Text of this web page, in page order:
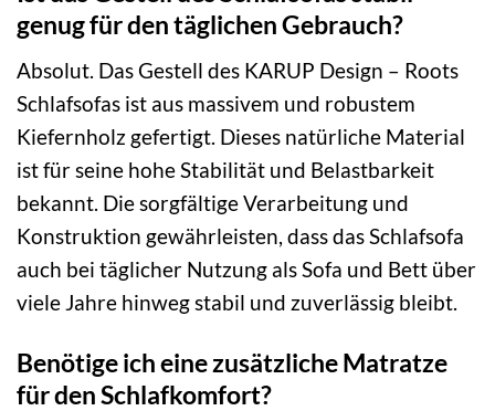
genug für den täglichen Gebrauch?
Absolut. Das Gestell des KARUP Design – Roots
Schlafsofas ist aus massivem und robustem
Kiefernholz gefertigt. Dieses natürliche Material
ist für seine hohe Stabilität und Belastbarkeit
bekannt. Die sorgfältige Verarbeitung und
Konstruktion gewährleisten, dass das Schlafsofa
auch bei täglicher Nutzung als Sofa und Bett über
viele Jahre hinweg stabil und zuverlässig bleibt.
Benötige ich eine zusätzliche Matratze
für den Schlafkomfort?